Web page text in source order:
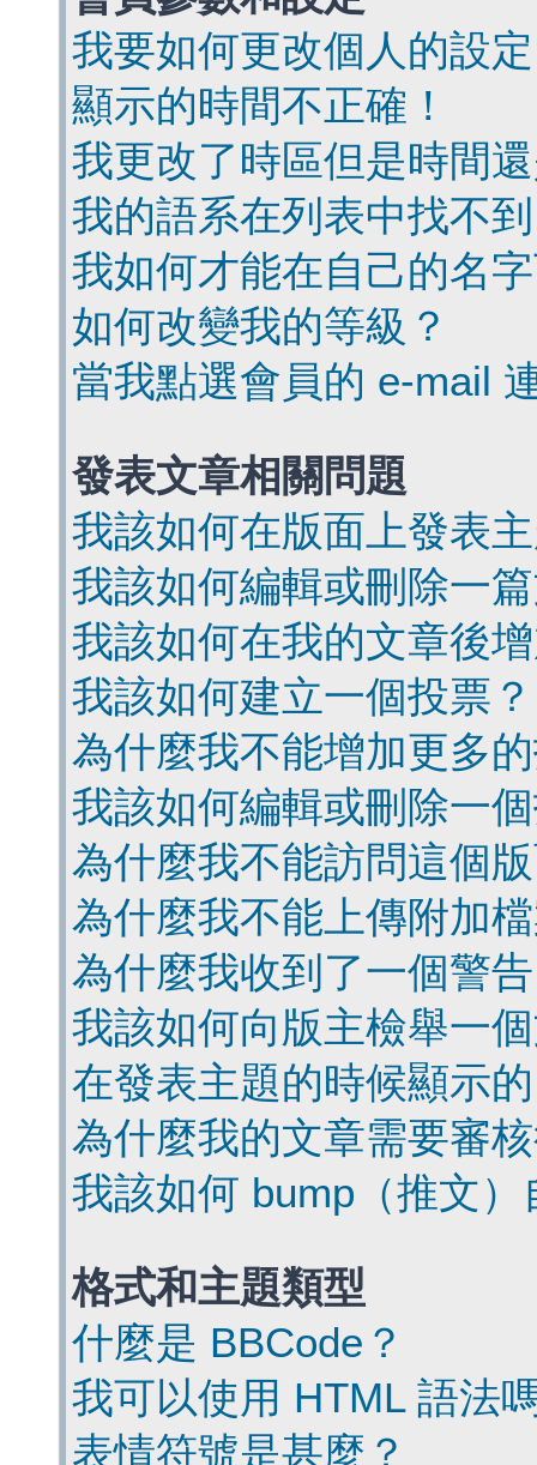
我要如何更改個人的設
顯示的時間不正確！
我更改了時區但是時間
我的語系在列表中找不
我如何才能在自己的名
如何改變我的等級？
當我點選會員的 e-mail
發表文章相關問題
我該如何在版面上發表
我該如何編輯或刪除一
我該如何在我的文章後
我該如何建立一個投票？
為什麼我不能增加更多
我該如何編輯或刪除一
為什麼我不能訪問這個
為什麼我不能上傳附加
為什麼我收到了一個警
我該如何向版主檢舉一
在發表主題的時候顯示
為什麼我的文章需要審
我該如何 bump（推文
格式和主題類型
什麼是 BBCode？
我可以使用 HTML 語法
表情符號是甚麼？